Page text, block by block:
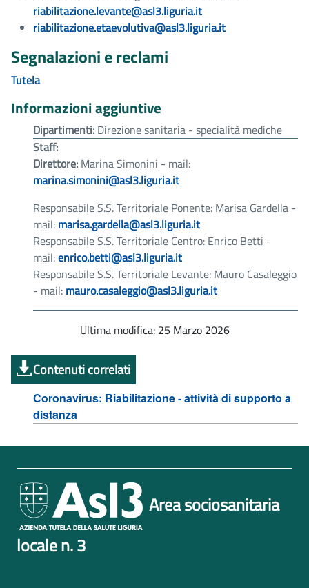
riabilitazione.levante@asl3.liguria.it
riabilitazione.etaevolutiva@asl3.liguria.it
Segnalazioni e reclami
Tutela
Informazioni aggiuntive
Dipartimenti: Direzione sanitaria - specialità mediche
Staff:
Direttore: Marina Simonini - mail:
marina.simonini@asl3.liguria.it
Responsabile S.S. Territoriale Ponente: Marisa Gardella -
mail: marisa.gardella@asl3.liguria.it
Responsabile S.S. Territoriale Centro: Enrico Betti -
mail:enrico.betti@asl3.liguria.it
Responsabile S.S. Territoriale Levante: Mauro Casaleggio
- mail: mauro.casaleggio@asl3.liguria.it
Ultima modifica: 25 Marzo 2026
Contenuti correlati
Coronavirus: Riabilitazione - attività di supporto a
distanza
Area sociosanitaria
locale n. 3